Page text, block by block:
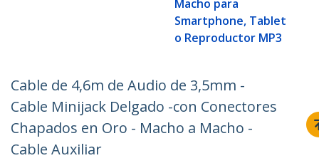
Macho para
Smartphone, Tablet
o Reproductor MP3
Cable de 4,6m de Audio de 3,5mm -
Cable Minijack Delgado -con Conectores
Chapados en Oro - Macho a Macho -
Cable Auxiliar